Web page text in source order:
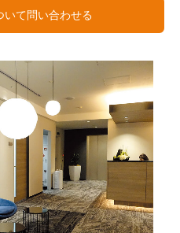
いて問い合わせる